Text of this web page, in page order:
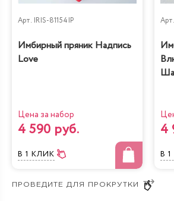
вашей просьбе мы внесем изменения
логотип компании, именную надпись
фабрика работает без выходных.
Арт. IRIS-81154IP
Имбирный пряник Надпись
Love
Цена за набор
4 590 руб.
В 1 КЛИК
Арт.
4
В